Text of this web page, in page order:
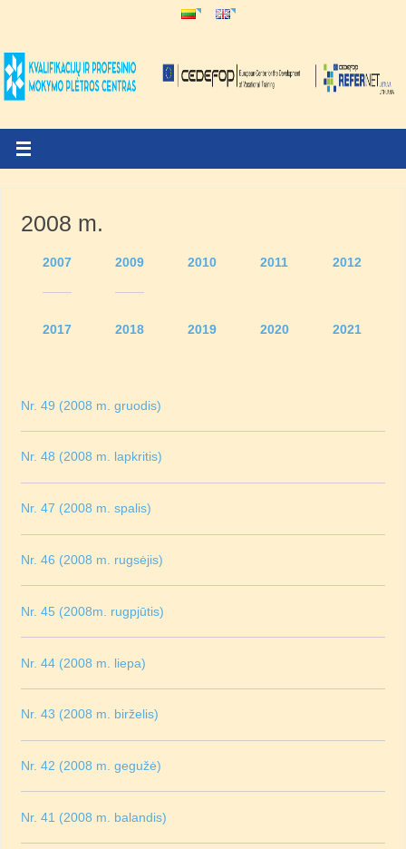
2008 m.
2007 2009 2010 2011 2012
2017 2018 2019 2020 2021
Nr. 49 (2008 m. gruodis)
Nr. 48 (2008 m. lapkritis)
Nr. 47 (2008 m. spalis)
Nr. 46 (2008 m. rugsėjis)
Nr. 45 (2008m. rugpjūtis)
Nr. 44 (2008 m. liepa)
Nr. 43 (2008 m. birželis)
Nr. 42 (2008 m. gegužė)
Nr. 41 (2008 m. balandis)